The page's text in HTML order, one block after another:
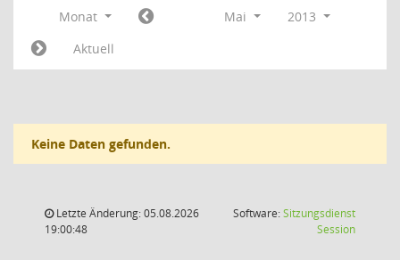
Monat Mai
2013
Aktuell
Keine Daten gefunden.
Letzte Änderung: 05.08.2026
19:00:48
Software:Sitzungsdienst
Session(Wird in